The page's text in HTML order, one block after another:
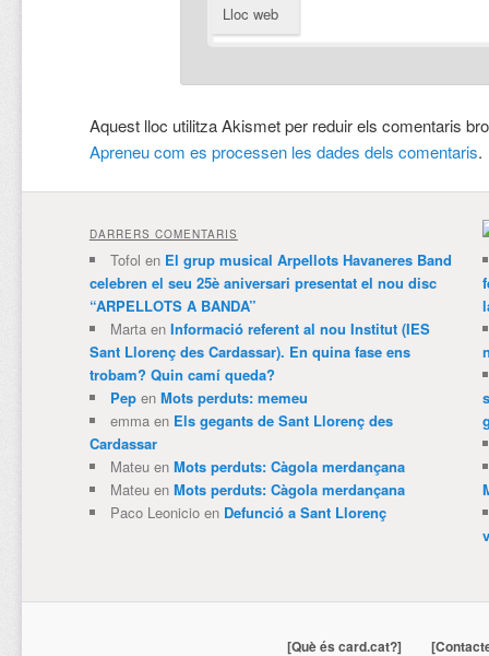
Lloc web
Aquest lloc utilitza Akismet per reduir els comentaris
Apreneu com es processen les dades dels comentaris.
DARRERS COMENTARIS
Tofol en El grup musical Arpellots Havaneres Band
celebren el seu 25è aniversari presentat el nou disc
“ARPELLOTS A BANDA”
Martaen Informació referent al nou Institut (IES
Sant Llorenç des Cardassar). En quina fase ens
trobam? Quin camí queda?
Pepen Mots perduts: memeu
emmaen Els gegants de Sant Llorenç des
Cardassar
Mateuen Mots perduts: Càgola merdançana
Mateuen Mots perduts: Càgola merdançana
Paco Leonicioen Defunció a Sant Llorenç
[Què és card.cat?]